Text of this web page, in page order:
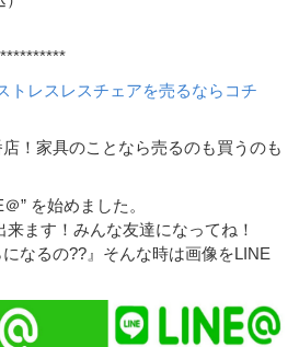
トレスレスチェアを売るならコチ
！家具のことなら売るのも買うのも
” を始めました。
ます！みんな友達になってね！
になるの??』そんな時は画像をLINE